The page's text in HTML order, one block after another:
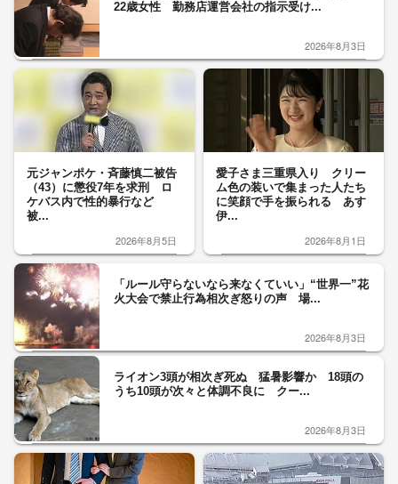
22歳女性 勤務店運営会社の指示受け...
2026年8月3日
元ジャンポケ・斉藤慎二被告
（43）に懲役7年を求刑 ロ
ケバス内で性的暴行など
被...
2026年8月5日
愛子さま三重県入り クリー
ム色の装いで集まった人たち
に笑顔で手を振られる あす
伊...
2026年8月1日
「ルール守らないなら来なくていい」“世界一”花
火大会で禁止行為相次ぎ怒りの声 場...
2026年8月3日
ライオン3頭が相次ぎ死ぬ 猛暑影響か 18頭の
うち10頭が次々と体調不良に クー...
2026年8月3日